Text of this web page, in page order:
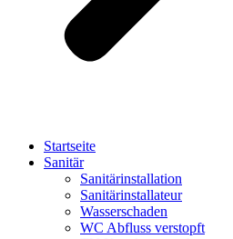
Startseite
Sanitär
Sanitärinstallation
Sanitärinstallateur
Wasserschaden
WC Abfluss verstopft